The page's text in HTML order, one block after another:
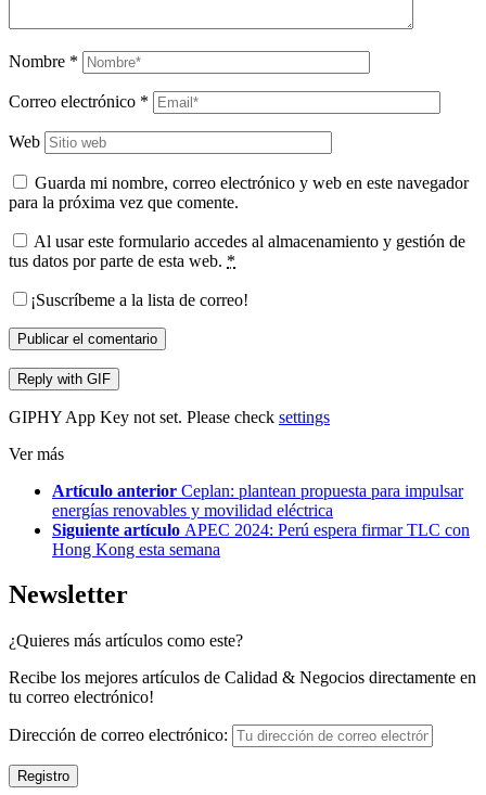
Nombre *
Correo electrónico *
Web
Guarda mi nombre, correo electrónico y web en este navegador
para la próxima vez que comente.
Al usar este formulario accedes al almacenamiento y gestión de
tus datos por parte de esta web. *
¡Suscríbeme a la lista de correo!
Publicar el comentario
Reply with GIF
GIPHY App Key not set. Please check settings
Ver más
Artículo anterior Ceplan: plantean propuesta para impulsar
energías renovables y movilidad eléctrica
Siguiente artículo APEC 2024: Perú espera firmar TLC con
Hong Kong esta semana
Newsletter
¿Quieres más artículos como este?
Recibe los mejores artículos de Calidad & Negocios directamente en
tu correo electrónico!
Dirección de correo electrónico: